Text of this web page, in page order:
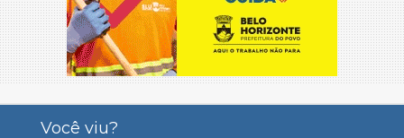
Você viu?